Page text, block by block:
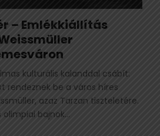
– Emlékkiállítás
kulturális kalanddal csábít:
rendeznek be a város híres
azaz Tarzan tiszteletére.
olimpiai bajnok...